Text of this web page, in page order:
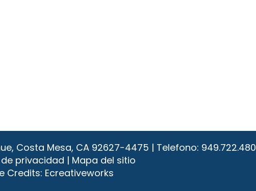
Costa Mesa, CA 92627-4475 | Telefono:
privacidad | Mapa del sitio
Credits: Ecreativeworks